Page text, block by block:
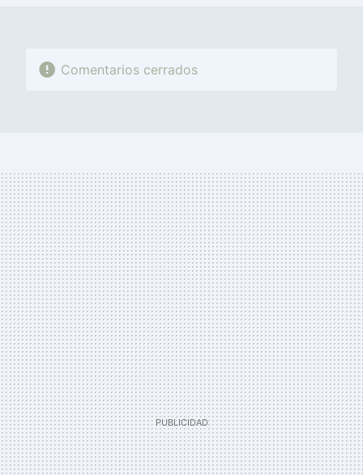
Comentarios cerrados